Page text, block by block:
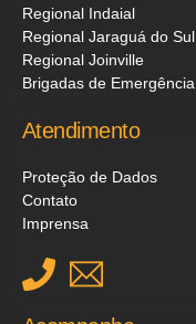
Regional Indaial
Regional Jaraguá do Sul
Regional Joinville
Brigadas de Emergência
Atendimento
Proteção de Dados
Contato
Imprensa